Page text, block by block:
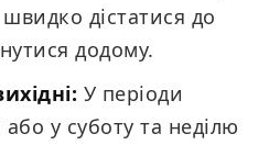
дістатися до
додому.
У періоди
або у суботу та неділю